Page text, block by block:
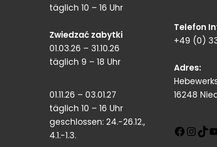
täglich 10 – 16 Uhr
Zwiedzać zabytki
01.03.26 – 31.10.26
täglich 9 – 18 Uhr
01.11.26 – 03.01.27
täglich 10 – 16 Uhr
geschlossen: 24.-26.12.,
4.1.-1.3.
Telefon
+49 (0)
Adres:
16248